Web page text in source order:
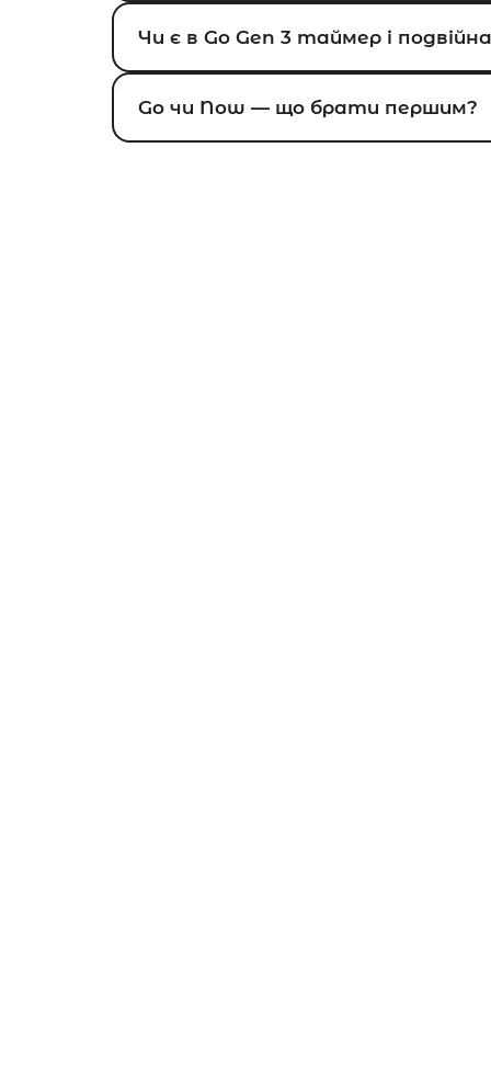
Чи є в Go Gen 3 таймер і
Go чи Now — що брати першим?